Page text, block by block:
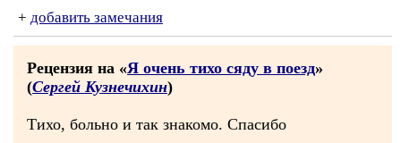
+ добавить замечания
Рецензия на «Я очень тихо сяду в поезд»
(Сергей Кузнечихин)
Тихо, больно и так знакомо. Спасибо